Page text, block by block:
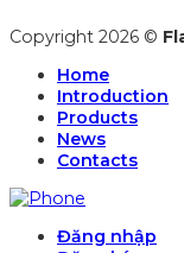
Copyright 2026 ©
Home
Introduction
Products
News
Contacts
Đăng nhập